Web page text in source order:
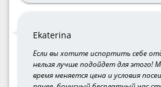
Ekaterina
Если вы хотите испортить себе
нельзя лучше подойдет для этого!
время меняется цена и условия